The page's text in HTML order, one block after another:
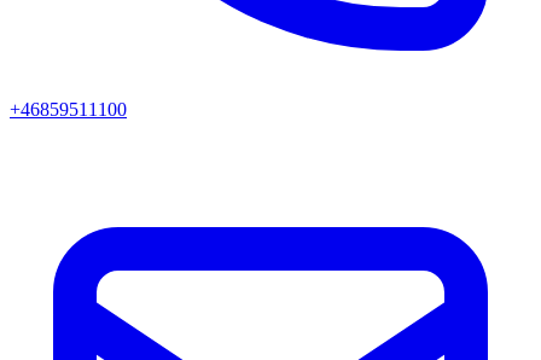
+46859511100